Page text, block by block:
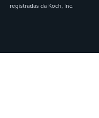
registradas da Koch, Inc.